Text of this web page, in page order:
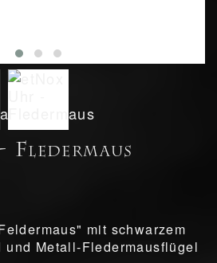
mit schwarzem
und Metall-Fledermausflügel